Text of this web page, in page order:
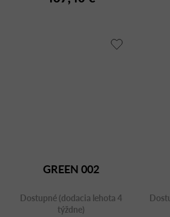
GREEN 002
Dostupné (dodacia lehota 4
týždne)